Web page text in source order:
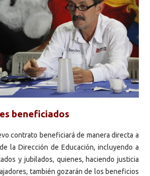
beneficiados
contrato beneficiará de manera directa a
la Dirección de Educación, incluyendo a
y jubilados, quienes, haciendo justicia
también gozarán de los beneficios